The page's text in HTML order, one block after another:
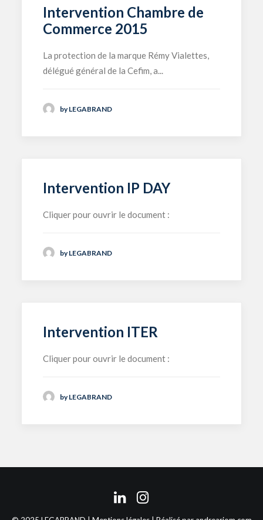
Intervention Chambre de
Commerce 2015
La protection de la marque Rémy Vialettes,
délégué général de la Cefim, a...
by LEGABRAND
Intervention IP DAY
Cliquer pour ouvrir le document :
by LEGABRAND
Intervention ITER
Cliquer pour ouvrir le document :
by LEGABRAND